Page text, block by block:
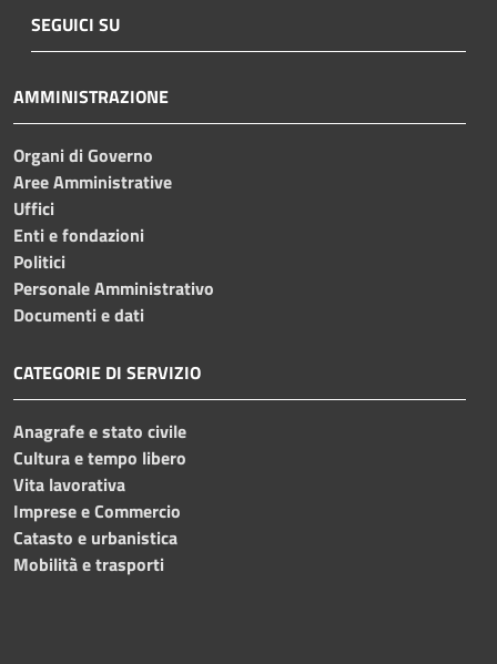
SEGUICI SU
AMMINISTRAZIONE
Organi di Governo
Aree Amministrative
Uffici
Enti e fondazioni
Politici
Personale Amministrativo
Documenti e dati
CATEGORIE DI SERVIZIO
Anagrafe e stato civile
Cultura e tempo libero
Vita lavorativa
Imprese e Commercio
Catasto e urbanistica
Mobilità e trasporti